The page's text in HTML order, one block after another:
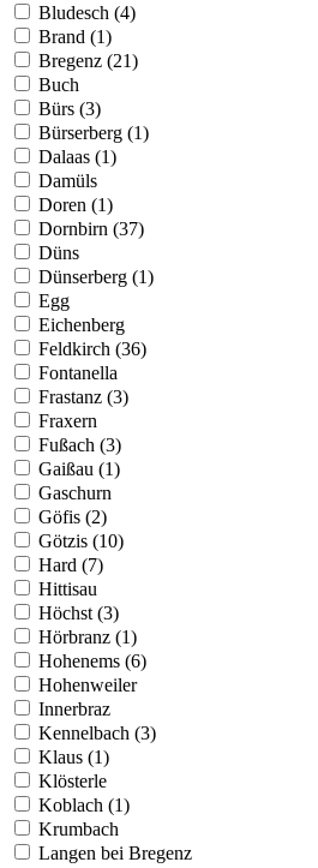
Bludesch (4)
Brand (1)
Bregenz (21)
Buch
Bürs (3)
Bürserberg (1)
Dalaas (1)
Damüls
Doren (1)
Dornbirn (37)
Düns
Dünserberg (1)
Egg
Eichenberg
Feldkirch (36)
Fontanella
Frastanz (3)
Fraxern
Fußach (3)
Gaißau (1)
Gaschurn
Göfis (2)
Götzis (10)
Hard (7)
Hittisau
Höchst (3)
Hörbranz (1)
Hohenems (6)
Hohenweiler
Innerbraz
Kennelbach (3)
Klaus (1)
Klösterle
Koblach (1)
Krumbach
Langen bei Bregenz